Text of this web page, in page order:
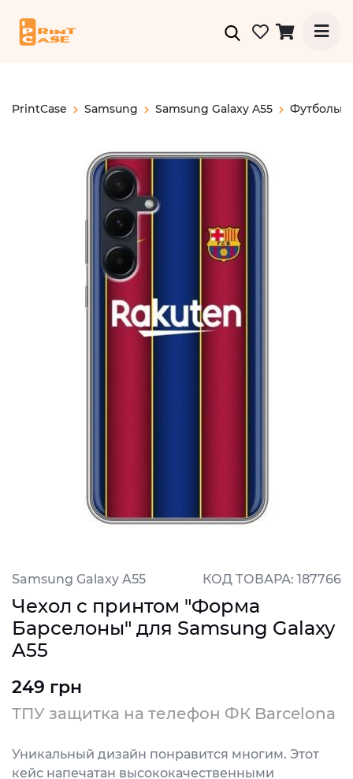
PrintCase Samsung Samsung Galaxy A55
Samsung Galaxy A55 КОД ТОВАРА: 187766
Чехол с принтом "Форма
Барселоны" для Samsung Galaxy
A55
249 грн
ТПУ защитка на телефон ФК Barcelona
Уникальный дизайн понравится многим. Этот
кейс напечатан высококачественными